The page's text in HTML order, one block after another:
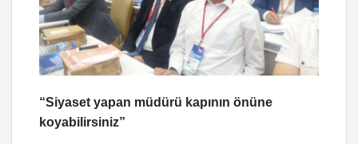
“Siyaset yapan müdürü kapının önüne
koyabilirsiniz”